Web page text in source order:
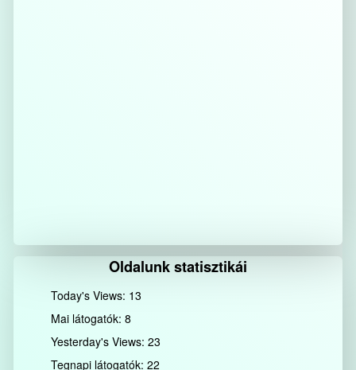
Oldalunk statisztikái
Today's Views: 13
Mai látogatók:8
Yesterday's Views:23
Tegnapi látogatók:22